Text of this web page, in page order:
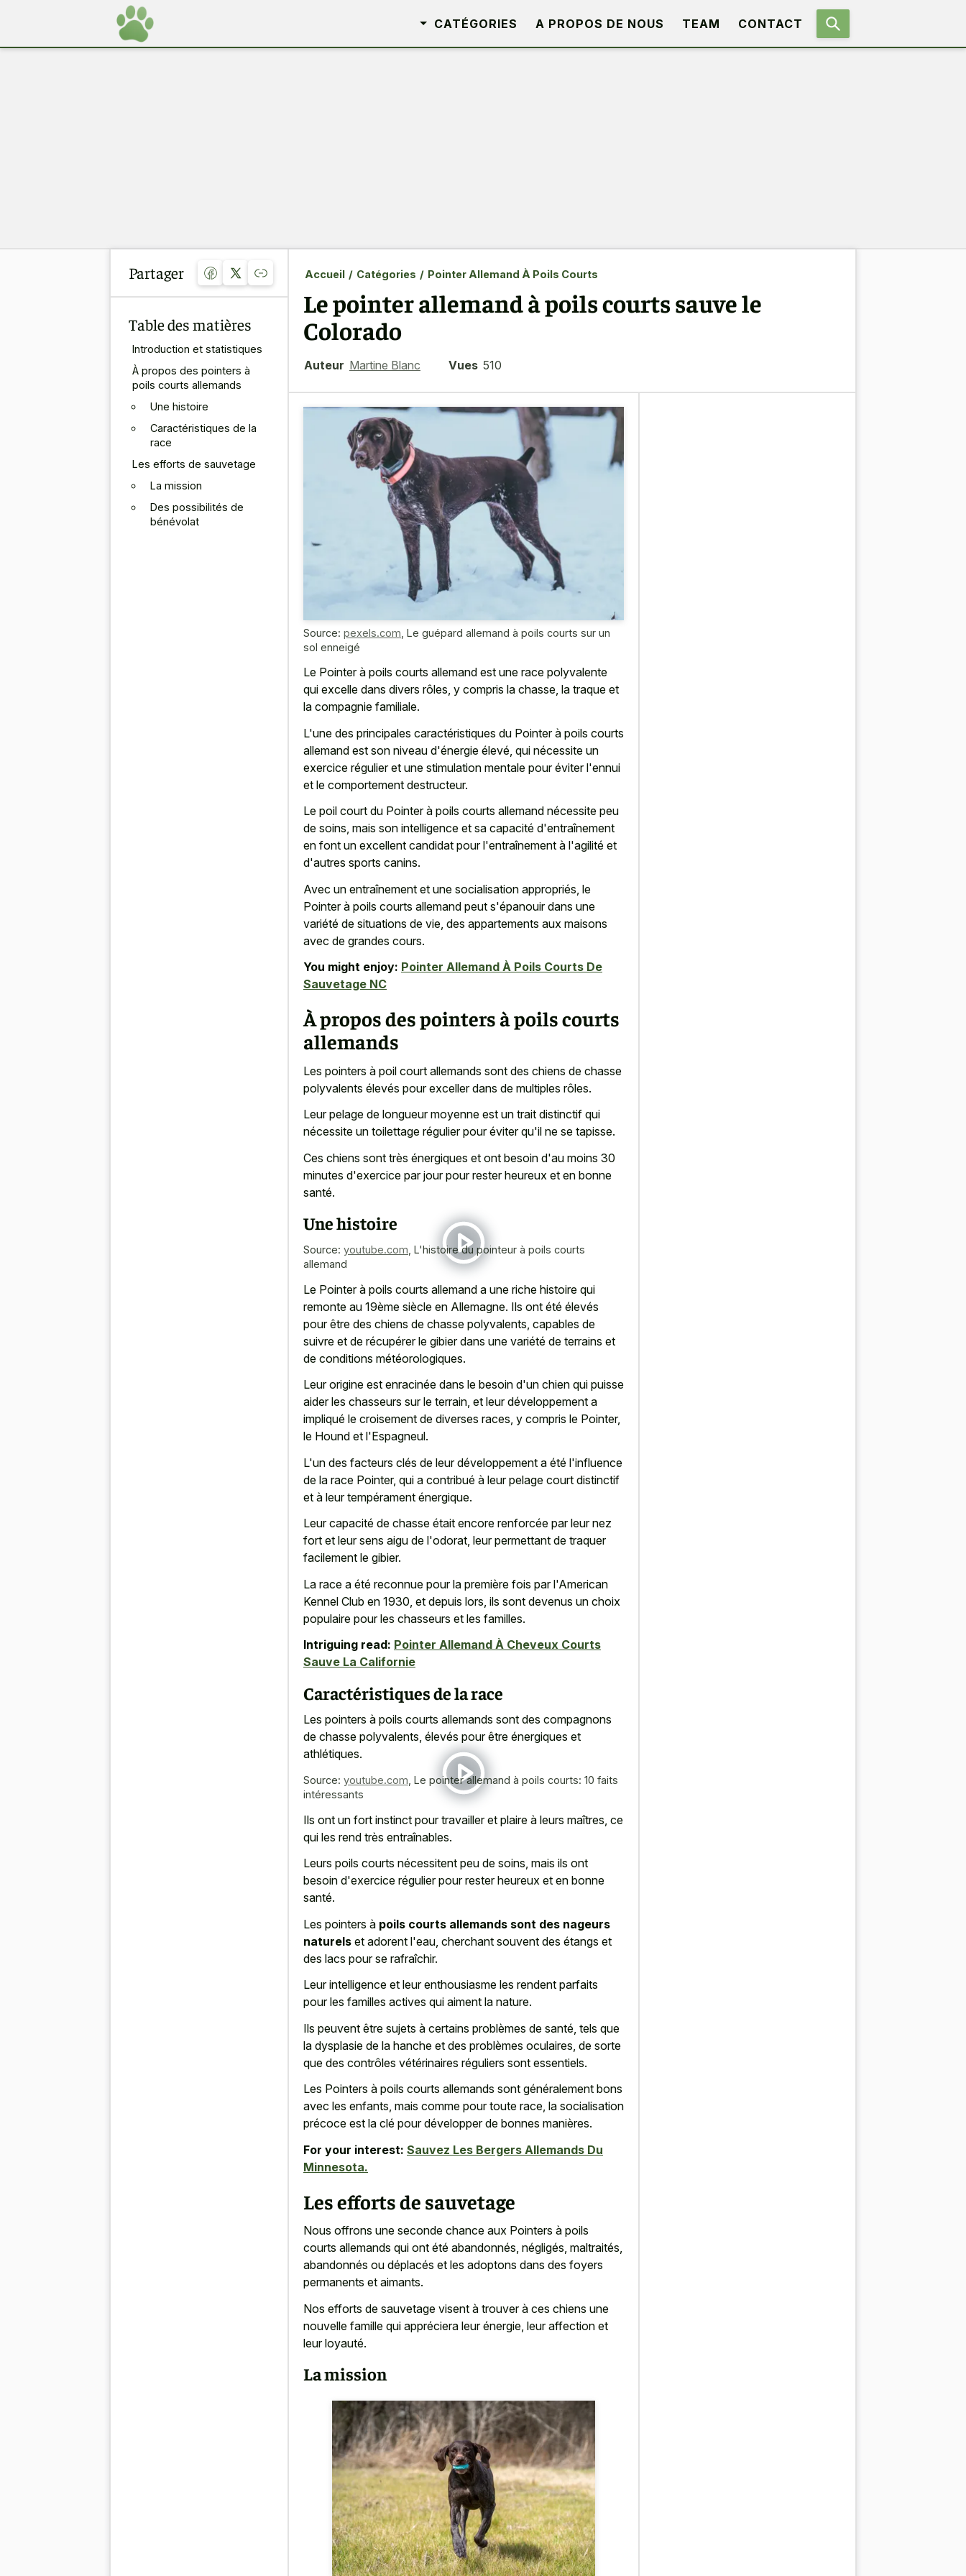
CATÉGORIES A PROPOS DE NOUS TEAM CONTACT
Partager
Table des matières
Introduction et statistiques
À propos des pointers à
poils courts allemands
Une histoire
Caractéristiques de la
race
Les efforts de sauvetage
La mission
Des possibilités de
bénévolat
Accueil / Catégories / Pointer Allemand À Poils Courts
Le pointer allemand à poils courts sauve le
Colorado
Auteur Martine Blanc Vues 510
Source: pexels.com Le guépard allemand à poils courts sur un
sol enneigé
Le Pointer à poils courts allemand est une race polyvalente
qui excelle dans divers rôles, y compris la chasse, la traque et
la compagnie familiale.
L'une des principales caractéristiques du Pointer à poils courts
allemand est son niveau d'énergie élevé, qui nécessite un
exercice régulier et une stimulation mentale pour éviter l'ennui
et le comportement destructeur.
Le poil court du Pointer à poils courts allemand nécessite peu
de soins, mais son intelligence et sa capacité d'entraînement
en font un excellent candidat pour l'entraînement à l'agilité et
d'autres sports canins.
Avec un entraînement et une socialisation appropriés, le
Pointer à poils courts allemand peut s'épanouir dans une
variété de situations de vie, des appartements aux maisons
avec de grandes cours.
You might enjoy: Pointer Allemand À Poils Courts De
Sauvetage NC
À propos des pointers à poils courts
allemands
Les pointers à poil court allemands sont des chiens de chasse
polyvalents élevés pour exceller dans de multiples rôles.
Leur pelage de longueur moyenne est un trait distinctif qui
nécessite un toilettage régulier pour éviter qu'il ne se tapisse.
Ces chiens sont très énergiques et ont besoin d'au moins 30
minutes d'exercice par jour pour rester heureux et en bonne
santé.
Une histoire
Source: youtube.com L'histoire du pointeur à poils courts
allemand
Le Pointer à poils courts allemand a une riche histoire qui
remonte au 19ème siècle en Allemagne. Ils ont été élevés
pour être des chiens de chasse polyvalents, capables de
suivre et de récupérer le gibier dans une variété de terrains et
de conditions météorologiques.
Leur origine est enracinée dans le besoin d'un chien qui puisse
aider les chasseurs sur le terrain, et leur développement a
impliqué le croisement de diverses races, y compris le Pointer,
le Hound et l'Espagneul.
L'un des facteurs clés de leur développement a été l'influence
de la race Pointer, qui a contribué à leur pelage court distinctif
et à leur tempérament énergique.
Leur capacité de chasse était encore renforcée par leurnez
fort et leur sens aigu de l'odorat, leur permettant de traquer
facilement le gibier.
La race a été reconnue pour la première fois par l'American
Kennel Club en 1930, et depuis lors, ils sont devenus un choix
populaire pour les chasseurs et les familles.
Intriguing read: Pointer Allemand À Cheveux Courts
Sauve La Californie
Caractéristiques de la race
Les pointers à poils courts allemands sont des compagnons
de chasse polyvalents, élevés pour être énergiques et
athlétiques.
Source: youtube.com Le pointer allemand à poils courts: 10 faits
intéressants
Ils ont un fort instinct pour travailler et plaire à leurs maîtres, ce
qui les rend très entraînables.
Leurs poils courts nécessitent peu de soins, mais ils ont
besoin d'exercice régulier pour rester heureux et en bonne
santé.
Les pointers à poils courts allemands sont des nageurs
naturels et adorent l'eau, cherchant souvent des étangs et
des lacs pour se rafraîchir.
Leur intelligence et leur enthousiasme les rendent parfaits
pour les familles actives qui aiment la nature.
Ils peuvent être sujets à certains problèmes de santé, tels que
la dysplasie de la hanche et des problèmes oculaires, de sorte
que des contrôles vétérinaires réguliers sont essentiels.
Les Pointers à poils courts allemands sont généralement bons
avec les enfants, mais comme pour toute race, la socialisation
précoce est la clé pour développer de bonnes manières.
For your interest: Sauvez Les Bergers Allemands Du
Minnesota.
Les efforts de sauvetage
Nous offrons une seconde chance aux Pointers à poils
courts allemands qui ont été abandonnés, négligés, maltraités,
abandonnés ou déplacés et les adoptons dans des foyers
permanents et aimants.
Nos efforts de sauvetage visent à trouver à ces chiens une
nouvelle famille qui appréciera leur énergie, leur affection et
leur loyauté.
La mission